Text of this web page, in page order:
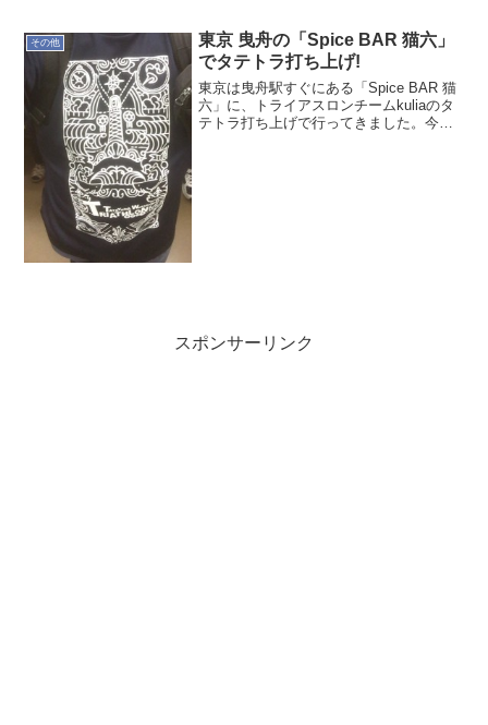
その他
東京 曳舟の「Spice BAR 猫六」
でタテトラ打ち上げ!
東京は曳舟駅すぐにある「Spice BAR 猫
六」に、トライアスロンチームkuliaのタ
テトラ打ち上げで行ってきました。今回
スポンサーリンク